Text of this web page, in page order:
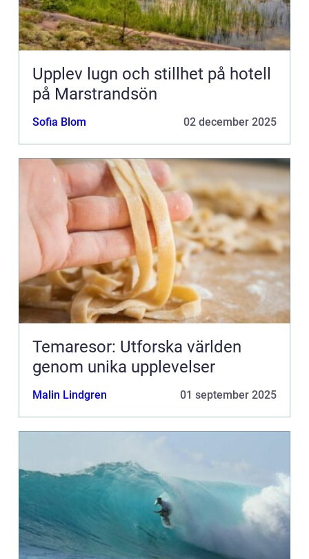
Upplev lugn och stillhet på hotell
på Marstrandsön
Sofia Blom 02 december 2025
Temaresor: Utforska världen
genom unika upplevelser
Malin Lindgren 01 september 2025